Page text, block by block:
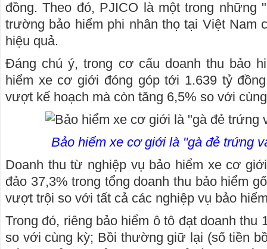
đồng. Theo đó, PJICO là một trong những
trường bảo hiểm phi nhân thọ tại Việt Nam
hiệu quả.
Đáng chú ý, trong cơ cấu doanh thu bảo
hiểm xe cơ giới đóng góp tới 1.639 tỷ
vượt kế hoạch mà còn tăng 6,5% so với
Bảo hiểm xe cơ giới là "gà đẻ trứng
Doanh thu từ nghiệp vụ bảo hiểm xe cơ
đảo 37,3% trong tổng doanh thu bảo hiểm
vượt trội so với tất cả các nghiệp vụ bảo
Trong đó, riêng bảo hiểm ô tô đạt doanh thu
so với cùng kỳ; Bồi thường giữ lại (số tiền